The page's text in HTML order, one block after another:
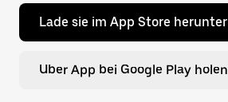
Lade sie im App Store herunter
Uber App bei Google Play holen